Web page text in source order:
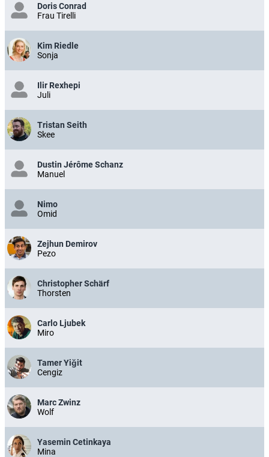
Doris Conrad
Frau Tirelli
Kim Riedle
Sonja
Ilir Rexhepi
Juli
Tristan Seith
Skee
Dustin Jérôme Schanz
Manuel
Nimo
Omid
Zejhun Demirov
Pezo
Christopher Schärf
Thorsten
Carlo Ljubek
Miro
Tamer Yiğit
Cengiz
Marc Zwinz
Wolf
Yasemin Cetinkaya
Mina